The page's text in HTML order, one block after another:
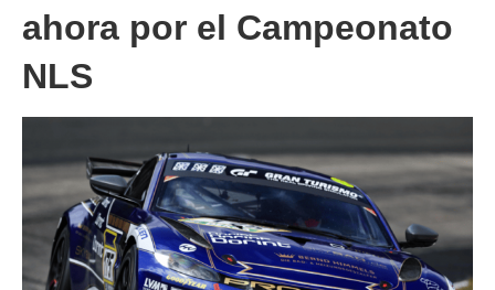
hit
enter:
ahora por el Campeonato
NLS